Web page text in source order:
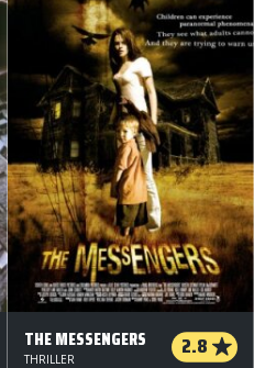
THE MESSENGERS 2.8
THRILLER